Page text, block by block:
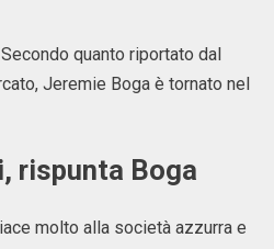
quanto riportato dal
Jeremie Boga è tornato nel
rispunta Boga
molto alla società azzurra e